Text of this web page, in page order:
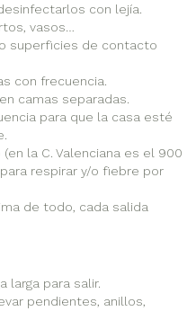
con lejía.
vasos…
superficies de contacto
con frecuencia.
camas separadas.
para que la casa esté
la C. Valenciana es el 900
respirar y/o fiebre por
de todo, cada salida
larga para salir.
pendientes, anillos,